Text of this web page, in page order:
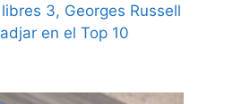
3, Georges Russell
en el Top 10